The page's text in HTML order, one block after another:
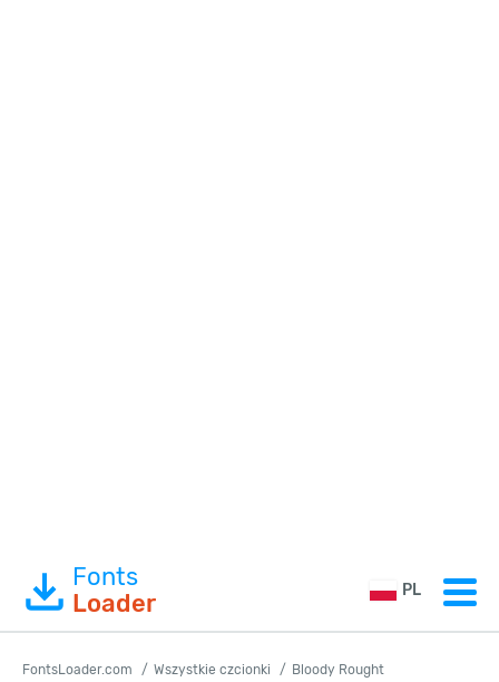
Fonts
Loader
PL
FontsLoader.com Wszystkie czcionki Bloody Rought